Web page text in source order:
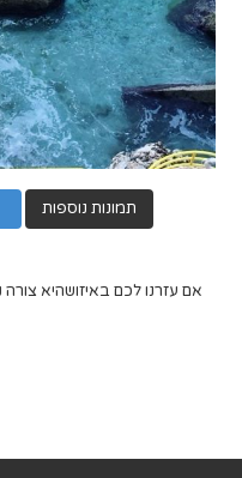
תמונות נוספות
אם עזרנו לכם באיזושהיא